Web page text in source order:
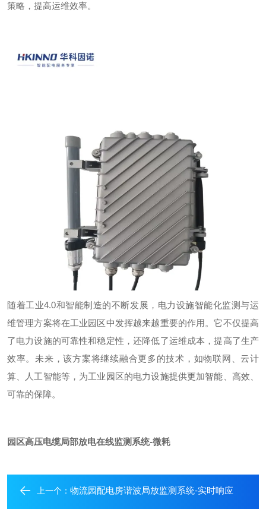
策略，提高运维效率。
随着工业4.0和智能制造的不断发展，电力设施智能化监测与运
维管理方案将在工业园区中发挥越来越重要的作用。它不仅提高
了电力设施的可靠性和稳定性，还降低了运维成本，提高了生产
效率。未来，该方案将继续融合更多的技术，如物联网、云计
算、人工智能等，为工业园区的电力设施提供更加智能、高效、
可靠的保障。
园区高压电缆局部放电在线监测系统-微耗
上一个： 物流园配电房谐波局放监测系统-实时响应